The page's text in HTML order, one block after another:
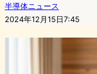
半導体ニュース
2024年12月15日7:45